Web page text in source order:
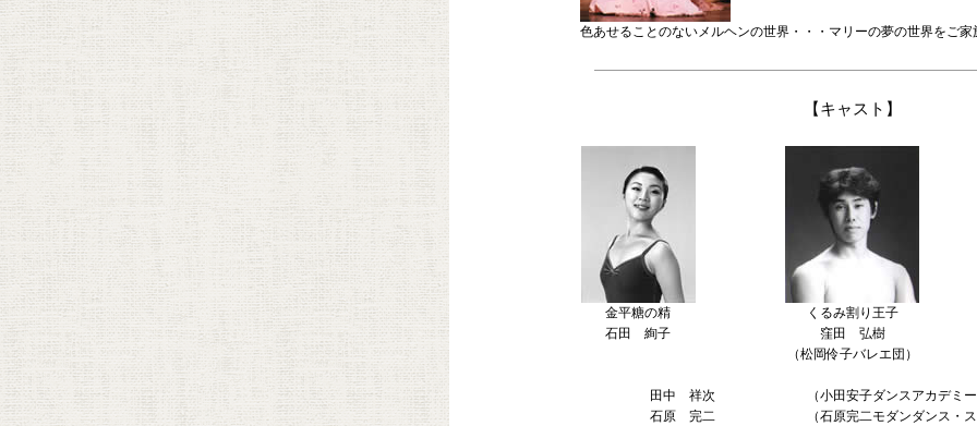
色あせることのないメルヘンの世界・・・マリーの夢の世界をご
【キャスト】
金平糖の精
石田 絢子
くるみ割り王子
窪田 弘樹
（松岡伶子バレエ団）
田中 祥次
（小田安子ダンスアカデミ
石原 完二
（石原完二モダンダンス・